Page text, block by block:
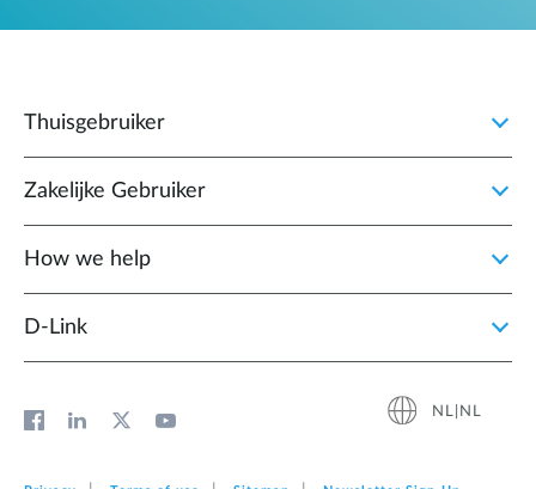
Thuisgebruiker
Zakelijke Gebruiker
How we help
D‑Link
NL|NL